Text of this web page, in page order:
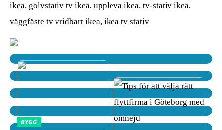
ikea, golvstativ tv ikea, uppleva ikea, tv-stativ ikea,
väggfäste tv vridbart ikea, ikea tv stativ
BYGG